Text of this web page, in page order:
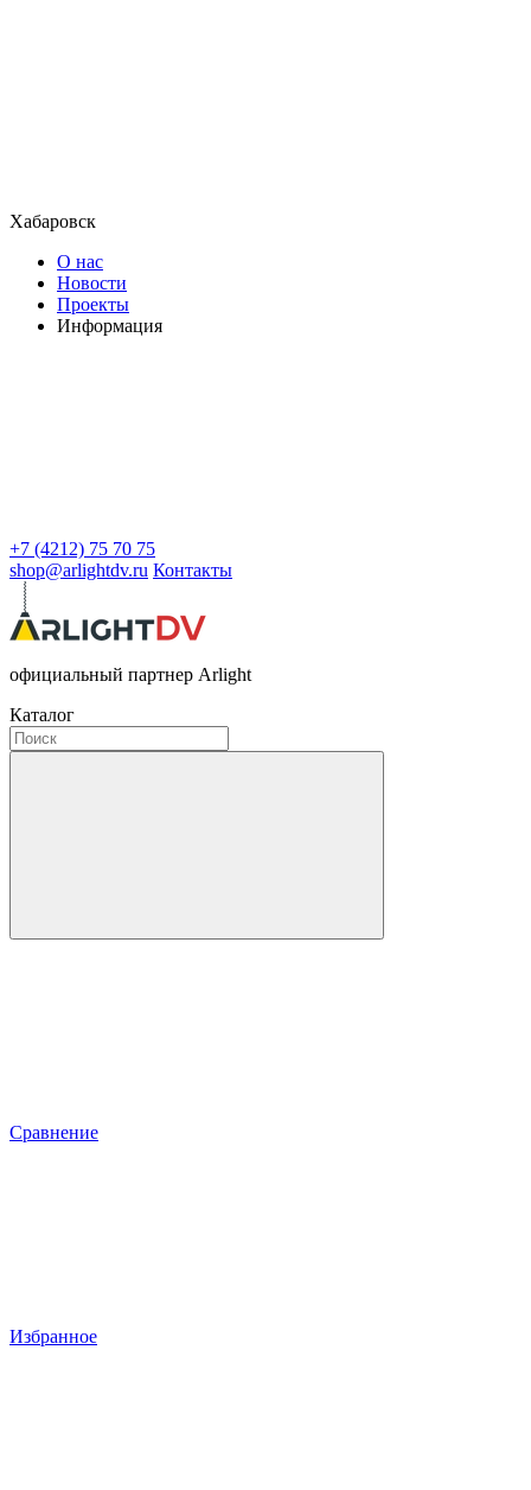
Хабаровск
О нас
Новости
Проекты
Информация
+7 (4212) 75 70 75
shop@arlightdv.ru Контакты
официальный партнер Arlight
Каталог
Сравнение
Избранное